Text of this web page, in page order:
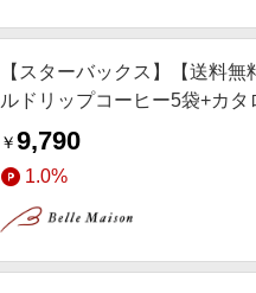
【スターバックス】【送料
ルドリップコーヒー5袋+カ
￥9,790
1.0%